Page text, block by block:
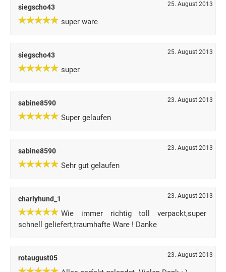
siegscho43 25. August 2013
super ware
siegscho43 25. August 2013
super
sabine8590 23. August 2013
Super gelaufen
sabine8590 23. August 2013
Sehr gut gelaufen
charlyhund_1 23. August 2013
Wie immer richtig toll verpackt,super
schnell geliefert,traumhafte Ware ! Danke
rotaugust05 23. August 2013